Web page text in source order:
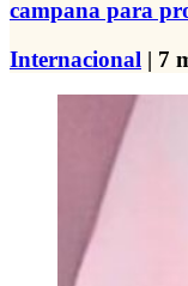
campana para
Internacional | 7